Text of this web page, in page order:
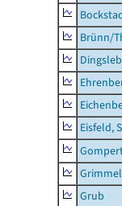
Brünn/
Eisfeld,
Grub